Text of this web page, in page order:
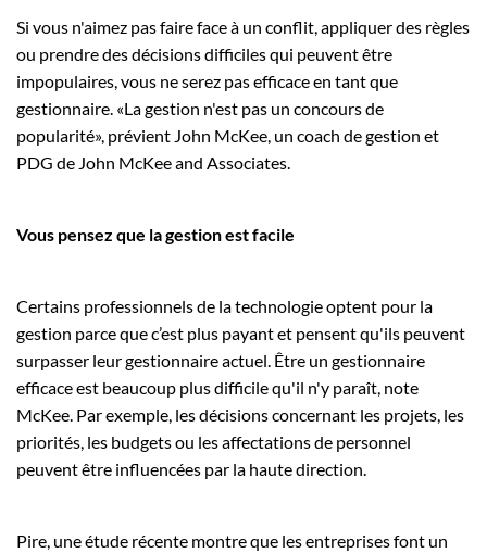
Si vous n'aimez pas faire face à un conflit, appliquer des règles
ou prendre des décisions difficiles qui peuvent être
impopulaires, vous ne serez pas efficace en tant que
gestionnaire. «La gestion n'est pas un concours de
popularité», prévient John McKee, un coach de gestion et
PDG de John McKee and Associates.
Vous pensez que la gestion est facile
Certains professionnels de la technologie optent pour la
gestion parce que c’est plus payant et pensent qu'ils peuvent
surpasser leur gestionnaire actuel. Être un gestionnaire
efficace est beaucoup plus difficile qu'il n'y paraît, note
McKee. Par exemple, les décisions concernant les projets, les
priorités, les budgets ou les affectations de personnel
peuvent être influencées par la haute direction.
Pire, une étude récente montre que les entreprises font un